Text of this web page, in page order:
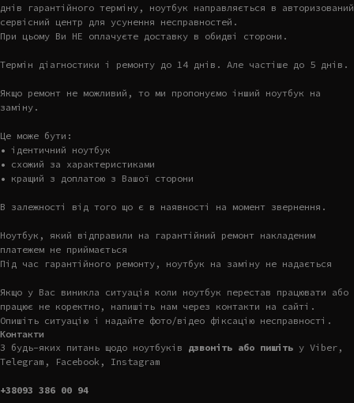
днів гарантійного терміну, ноутбук направляється в авторизований
сервісний центр для усунення несправностей.
При цьому Ви НЕ оплачуєте доставку в обидві сторони.
Термін діагностики і ремонту до 14 днів. Але частіше до 5 днів.
Якщо ремонт не можливий, то ми пропонуємо інший ноутбук на
заміну.
Це може бути:
• ідентичний ноутбук
• схожий за характеристиками
• кращий з доплатою з Вашої сторони
В залежності від того що є в наявності на момент звернення.
Ноутбук, який відправили на гарантійний ремонт накладеним
платежем не приймається
Під час гарантійного ремонту, ноутбук на заміну не надається
Якщо у Вас виникла ситуація коли ноутбук перестав працювати або
працює не коректно, напишіть нам через контакти на сайті.
Опишіть ситуацію і надайте фото/відео фіксацію несправності.
Контакти
З будь-яких питань щодо ноутбуків дзвоніть або пишіть у Viber,
Telegram, Facebook, Instagram
+38093 386 00 94